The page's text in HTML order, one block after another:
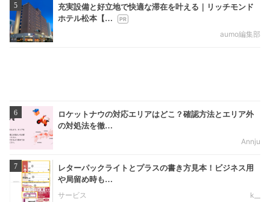
5
充実設備と好立地で快適な滞在を叶える｜リッチモンド
ホテル松本【…
aumo編集部
6
ロケットナウの対応エリアはどこ？確認方法とエリア外
の対処法を徹…
Annju
7
レターパックライトとプラスの書き方見本！ビジネス用
や局留め時も…
サービス
k__